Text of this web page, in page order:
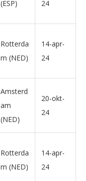
(ESP) 24
Rotterda
m (NED)
14-apr-
24
Amsterd
am
(NED)
20-okt-
24
Rotterda
m (NED)
14-apr-
24